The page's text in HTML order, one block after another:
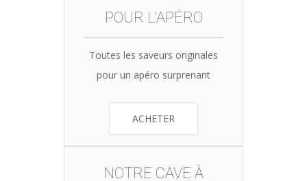
POUR L'APÉRO
Toutes les saveurs originales
pour un apéro surprenant
ACHETER
NOTRE CAVE À